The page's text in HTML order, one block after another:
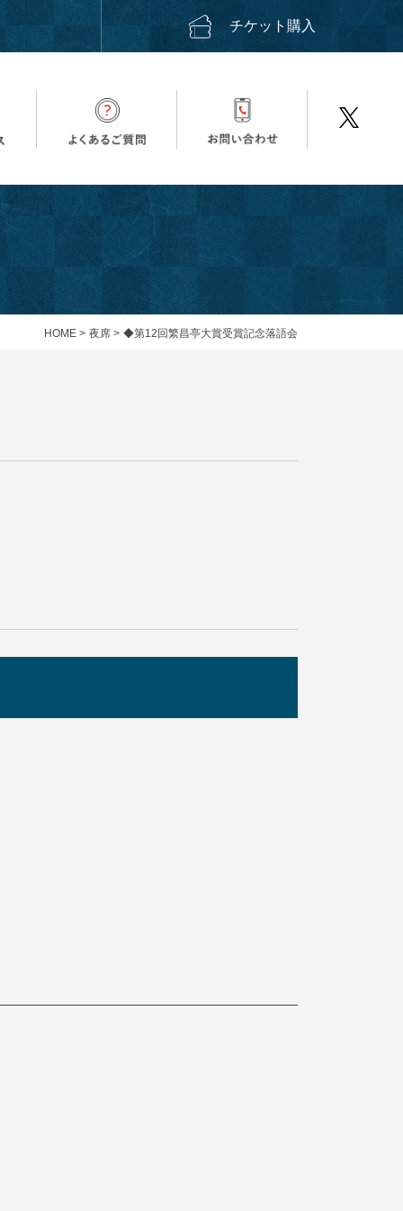
チケット購入
HOME > 夜席 > ◆第12回繁昌亭大賞受賞記念落語会